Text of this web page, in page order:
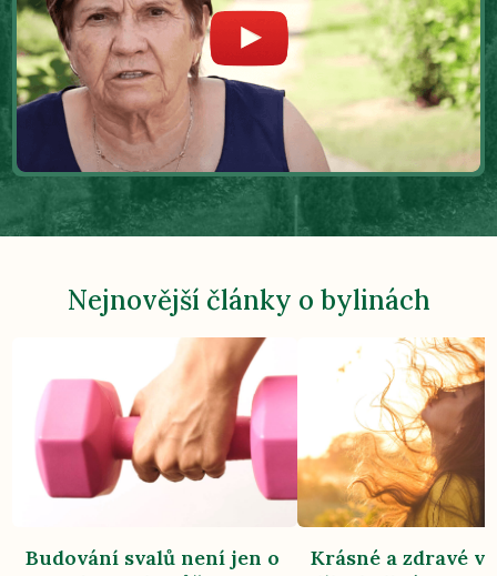
Nejnovější články o bylinách
Budování svalů není jen o
Krásné a zdravé